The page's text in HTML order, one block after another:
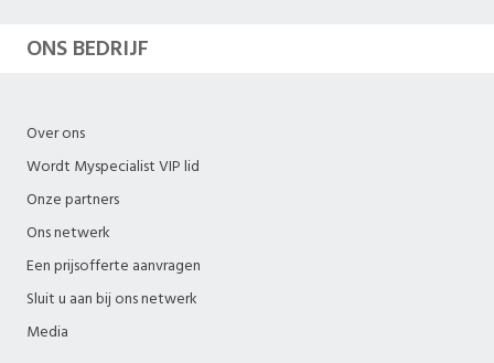
ONS BEDRIJF
Over ons
Wordt Myspecialist VIP lid
Onze partners
Ons netwerk
Een prijsofferte aanvragen
Sluit u aan bij ons netwerk
Media